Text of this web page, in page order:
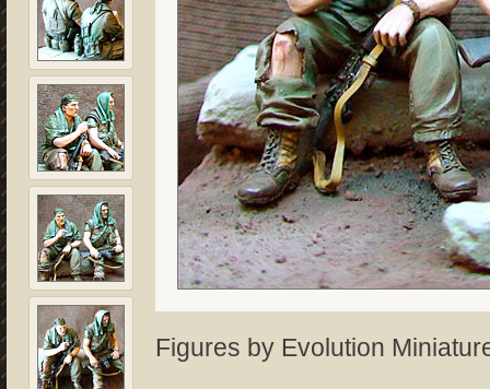
Figures by Evolution